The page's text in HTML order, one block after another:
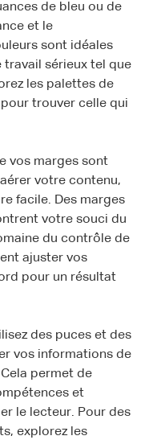
de bleu ou de
et le
sont idéales
travail sérieux tel que
les palettes de
trouver celle qui
vos marges sont
votre contenu,
facile. Des marges
votre souci du
du contrôle de
ajuster vos
pour un résultat
des puces et des
vos informations de
permet de
et
le lecteur. Pour des
explorez les